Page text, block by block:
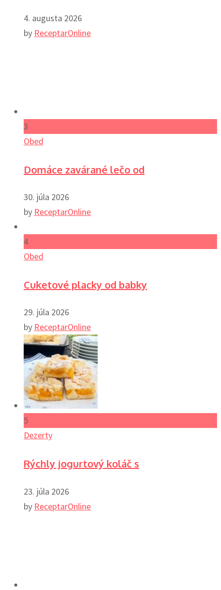
4. augusta 2026
by ReceptarOnline
3
Obed
Domáce zavárané lečo od
30. júla 2026
by ReceptarOnline
4
Obed
Cuketové placky od babky
29. júla 2026
by ReceptarOnline
5
Dezerty
Rýchly jogurtový koláč s
23. júla 2026
by ReceptarOnline